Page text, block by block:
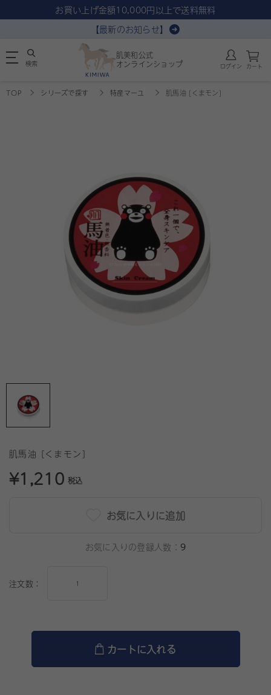
お買い上げ金額10,000円以上で送料無料
【最新のお知らせ】
肌美和公式
オンラインショップ
検索 ログイン カート
TOP シリーズで探す 特産マーユ 肌馬油 [くまモン]
肌馬油 [くまモン]
¥1,210 税込
お気に入りに追加
お気に入りの登録人数： 9
注文数：
カートに入れる